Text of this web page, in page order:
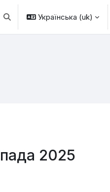
Переключити введення пошуку
Українська ‎(uk)‎
2025